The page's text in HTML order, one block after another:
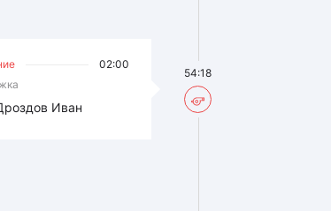
02:00
Иван
54:18